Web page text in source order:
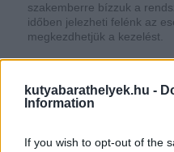
kutyabarathelyek.hu -
Information
If you wish to opt-out of the
szakemberre bízzuk a
időben jelezheti felénk az
megkezdhetjük a kezelést.